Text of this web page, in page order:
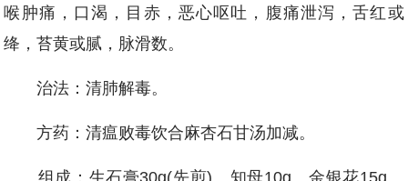
喉肿痛，口渴，目赤，恶心呕吐，腹痛泄泻，舌红或
绛，苔黄或腻，脉滑数。
治法：清肺解毒。
方药：清瘟败毒饮合麻杏石甘汤加减。